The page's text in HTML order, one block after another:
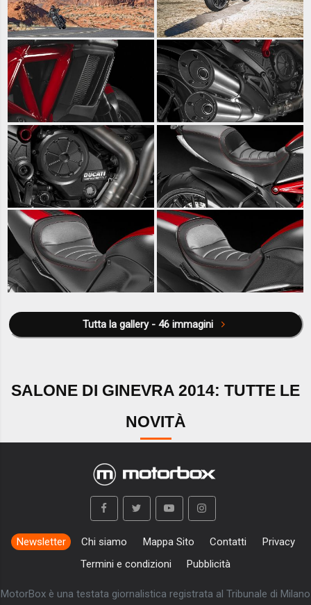
Tutta la gallery - 46 immagini
SALONE DI GINEVRA 2014: TUTTE LE
NOVITÀ
Newsletter Chi siamo Mappa Sito Contatti
Privacy
Termini e condizioni
Pubblicità
MotorBox è una testata giornalistica registrata al Tribunale di Milano